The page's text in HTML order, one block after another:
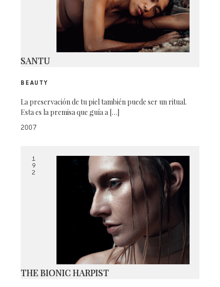
SANTU
BEAUTY
La preservación de tu piel también puede ser un ritual.
Esta es la premisa que guía a […]
2007
1
9
2
THE BIONIC HARPIST